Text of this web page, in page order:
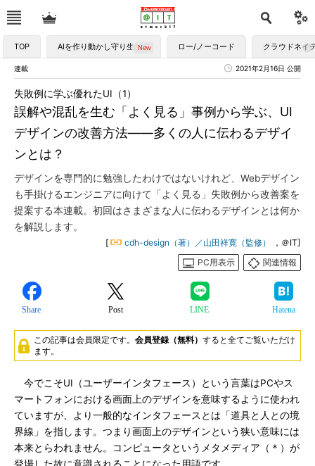
TOP AIを作り動かし守り生かす ロー/ノーコード クラウドネイ
連載 2021年2月16日 公開
誤解や混乱を生む「よく見る」事例から学ぶ、UI
デザインの改善方法――多くの人に伝わるデザイ
ンとは？
失敗例に学ぶ優れたUI（1）
デザインを専門的に勉強したわけではないけれど、Webデザイン
も手掛けるエンジニアに向けて「よく見る」失敗例から改善案を
提案する本連載。初回はさまざまな人に伝わるデザインとは何か
を解説します。
[ cdh-design（著）／山田祥寛（監修）
，＠IT]
PC用表示
関連情報
Share Post LINE Hatena
この記事は会員限定です。 会員登録（無料） すると全てご覧いただけ
ます。
今でこそUI（ユーザーインタフェース）という言葉はPCやス
マートフォンにおける画面上のデザインを意味するように使われ
ていますが、より一般的なインタフェースとは「道具と人との境
界線」を指します。つまり画面上のデザインという狭い意味には
本来とらわれません。コンピュータというメタメディア（＊）が